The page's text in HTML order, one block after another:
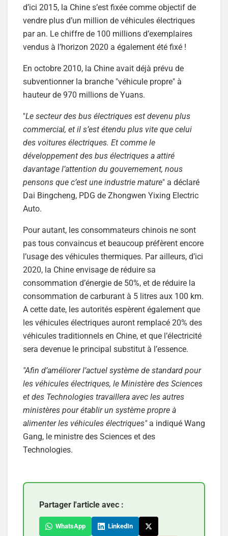
d’ici 2015, la Chine s’est fixée comme objectif de
vendre plus d’un million de véhicules électriques
par an. Le chiffre de 100 millions d’exemplaires
vendus à l’horizon 2020 a également été fixé !
En octobre 2010, la Chine avait déjà prévu de
subventionner la branche "véhicule propre" à
hauteur de 970 millions de Yuans.
"Le secteur des bus électriques est devenu plus
commercial, et il s’est étendu plus vite que celui
des voitures électriques. Et comme le
développement des bus électriques a attiré
davantage l’attention du gouvernement, nous
pensons que c’est une industrie mature" a déclaré
Dai Bingcheng, PDG de Zhongwen Yixing Electric
Auto.
Pour autant, les consommateurs chinois ne sont
pas tous convaincus et beaucoup préfèrent encore
l’usage des véhicules thermiques. Par ailleurs, d’ici
2020, la Chine envisage de réduire sa
consommation d’énergie de 50%, et de réduire la
consommation de carburant à 5 litres aux 100 km.
A cette date, les autorités espèrent également que
les véhicules électriques auront remplacé 20% des
véhicules traditionnels en Chine, et que l’électricité
sera devenue le principal substitut à l’essence.
"Afin d’améliorer l’actuel système de standard pour
les véhicules électriques, le Ministère des Sciences
et des Technologies travaillera avec les autres
ministères pour établir un système propre à
alimenter les véhicules électriques"a indiqué Wang
Gang, le ministre des Sciences et des
Technologies.
Partager l'article avec :
WhatsApp LinkedIn